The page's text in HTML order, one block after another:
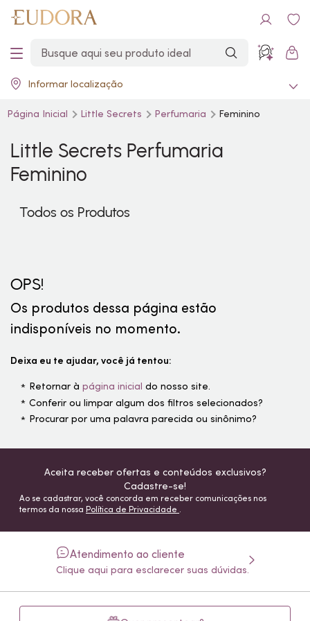
Informar localização
Página Inicial Little Secrets Perfumaria Feminino
Little Secrets Perfumaria
Feminino
Todos os Produtos
OPS!
Os produtos dessa página estão
indisponíveis no momento.
Deixa eu te ajudar, você já tentou:
Retornar àpágina inicial do nosso site.
Conferir ou limpar algum dos filtros selecionados?
Procurar por uma palavra parecida ou sinônimo?
Aceita receber ofertas e conteúdos exclusivos?
Cadastre-se!
Ao se cadastrar, você concorda em receber comunicações nos
termos da nossa Política de Privacidade .
Atendimento ao cliente
Clique aqui para esclarecer suas dúvidas.